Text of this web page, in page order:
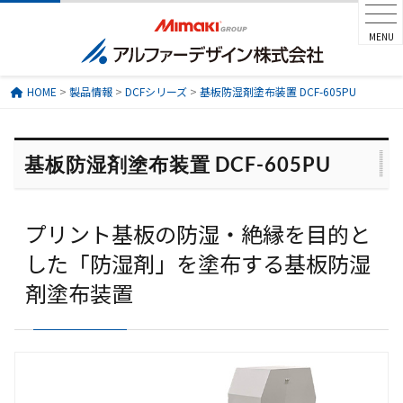
MENU
HOME > 製品情報> DCFシリーズ> 基板防湿剤塗布装置 DCF-605PU
基板防湿剤塗布装置 DCF-605PU
プリント基板の防湿・絶縁を目的と
した「防湿剤」を塗布する基板防湿
剤塗布装置